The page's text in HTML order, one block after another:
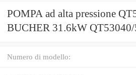
POMPA ad alta pressione
BUCHER 31.6kW
Numero di modello: